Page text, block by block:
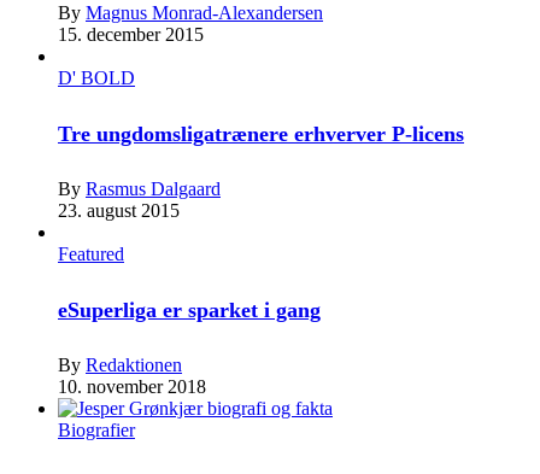
By Magnus Monrad-Alexandersen
15. december 2015
D' BOLD
Tre ungdomsligatrænere erhverver P-licens
By Rasmus Dalgaard
23. august 2015
Featured
eSuperliga er sparket i gang
By Redaktionen
10. november 2018
Biografier